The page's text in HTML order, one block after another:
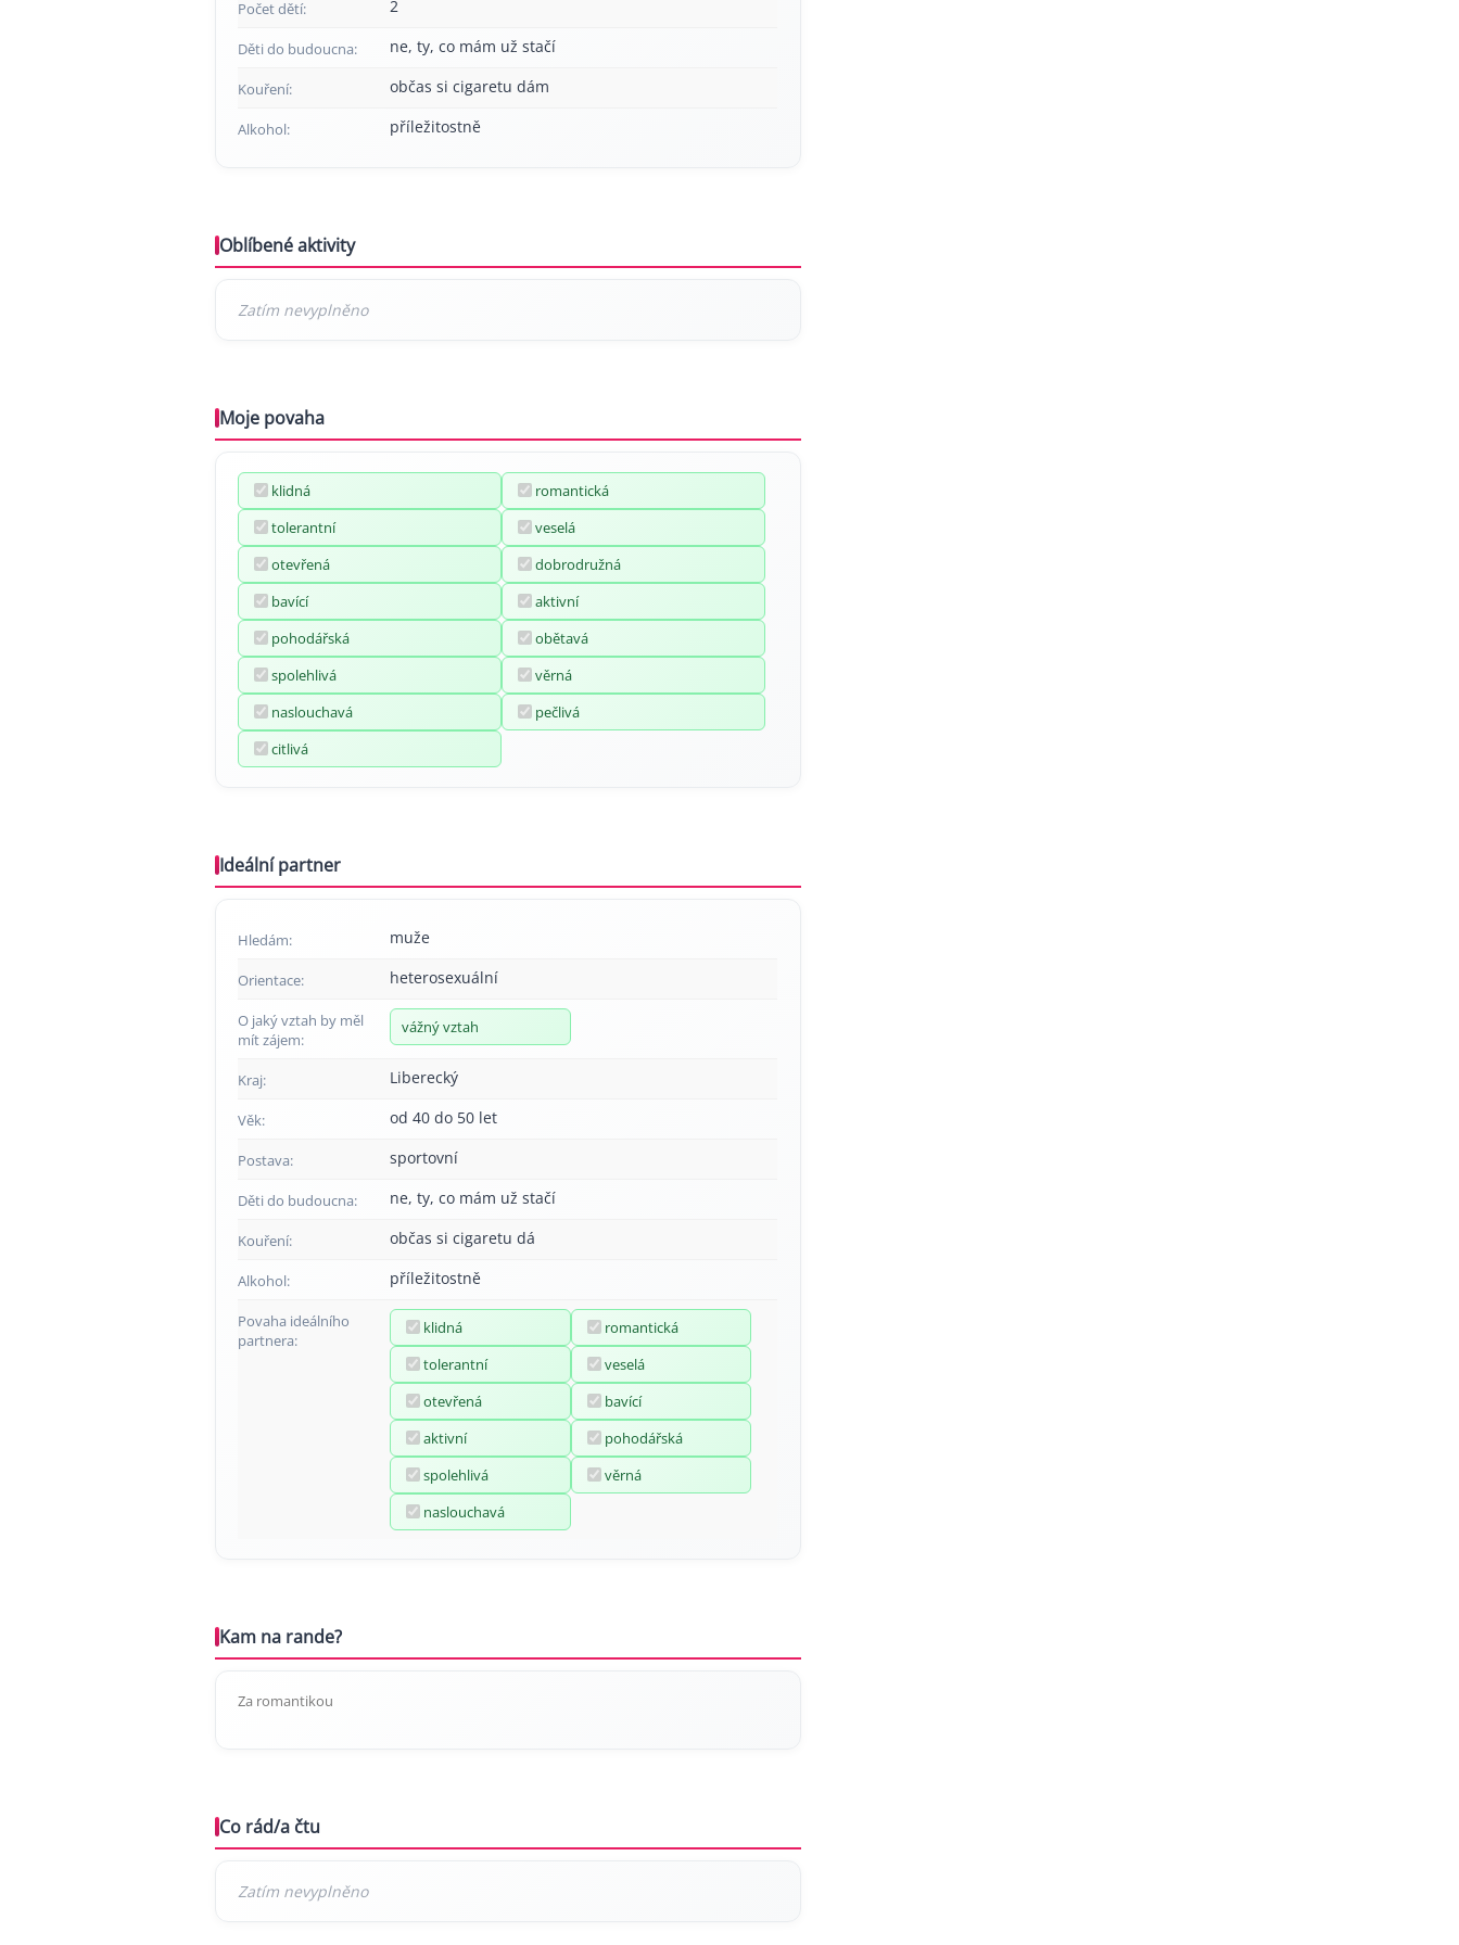
Počet dětí: 2
Děti do budoucna: ne, ty, co mám už stačí
Kouření: občas si cigaretu dám
Alkohol: příležitostně
Oblíbené aktivity
Moje povaha
klidná
romantická
tolerantní
veselá
otevřená
dobrodružná
bavící
aktivní
pohodářská
obětavá
spolehlivá
věrná
naslouchavá
pečlivá
citlivá
Ideální partner
Hledám: muže
Orientace: heterosexuální
O jaký vztah by měl
mít zájem:
vážný vztah
Kraj: Liberecký
Věk: od 40 do 50 let
Postava: sportovní
Děti do budoucna: ne, ty, co mám už stačí
Kouření: občas si cigaretu dá
Alkohol: příležitostně
Povaha ideálního
partnera:
klidná
romantická
tolerantní
veselá
otevřená
bavící
aktivní
pohodářská
spolehlivá
věrná
naslouchavá
Kam na rande?
Za romantikou
Co rád/a čtu